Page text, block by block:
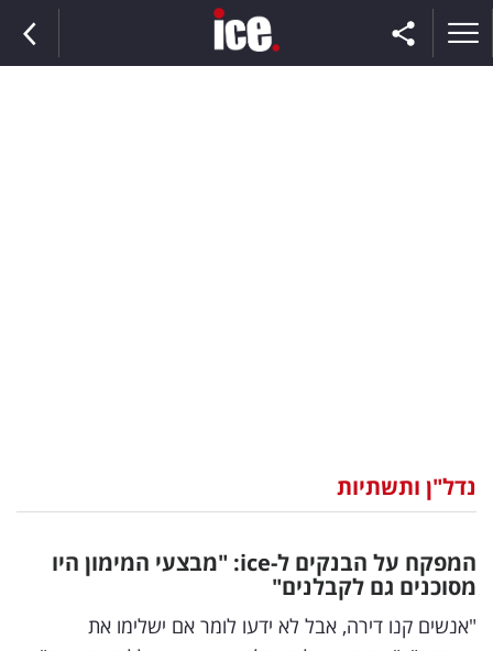
וצרכנות
דיגיטל
וטק
נדל"ן ותשתיות
המפקח על הבנקים ל-ice: "מבצעי המימון היו
מסוכנים גם לקבלנים"
"אנשים קנו דירה, אבל לא ידעו לומר אם ישלימו את